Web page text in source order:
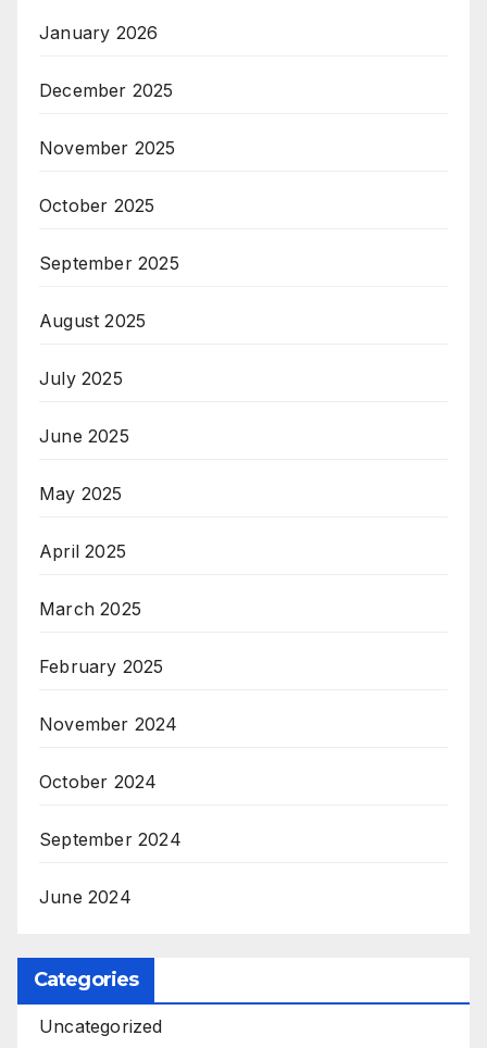
January 2026
December 2025
November 2025
October 2025
September 2025
August 2025
July 2025
June 2025
May 2025
April 2025
March 2025
February 2025
November 2024
October 2024
September 2024
June 2024
Categories
Uncategorized